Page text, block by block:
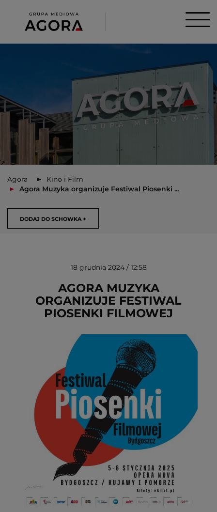
Agora
Kino i Film
Agora Muzyka organizuje Festiwal Piosenki ...
DODAJ DO SCHOWKA +
USUŃ ZE SCHOWKA
18 grudnia 2024 / 12:58
AGORA MUZYKA
ORGANIZUJE FESTIWAL
PIOSENKI FILMOWEJ